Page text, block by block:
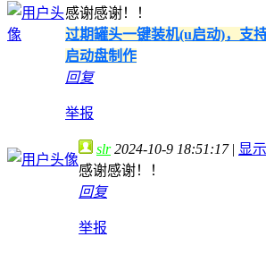
感谢感谢！！
过期罐头一键装机(u启动)，支
启动盘制作
回复
举报
slr2024-10-9 18:51:17 | 显
感谢感谢！！
回复
举报